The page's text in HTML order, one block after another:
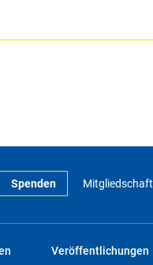
Spenden Mitgliedschaft
Veröffentlichungen